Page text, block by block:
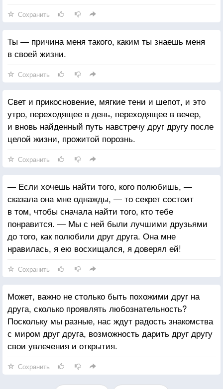
Сохранить
Ты — причина меня такого, каким ты знаешь меня
в своей жизни.
Сохранить
Свет и прикосновение, мягкие тени и шепот, и это
утро, переходящее в день, переходящее в вечер,
и вновь найденный путь навстречу друг другу после
целой жизни, прожитой порознь.
Сохранить
— Если хочешь найти того, кого полюбишь, —
сказала она мне однажды, — то секрет состоит
в том, чтобы сначала найти того, кто тебе
понравится. — Мы с ней были лучшими друзьями
до того, как полюбили друг друга. Она мне
нравилась, я ею восхищался, я доверял ей!
Сохранить
Может, важно не столько быть похожими друг на
друга, сколько проявлять любознательность?
Поскольку мы разные, нас ждут радость знакомства
с миром друг друга, возможность дарить друг другу
свои увлечения и открытия.
Сохранить